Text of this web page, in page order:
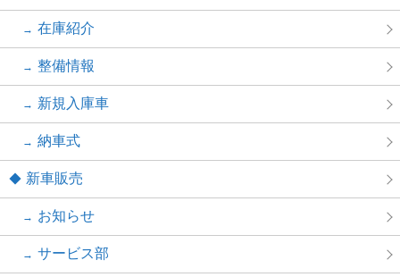
在庫紹介
整備情報
新規入庫車
納車式
新車販売
お知らせ
サービス部